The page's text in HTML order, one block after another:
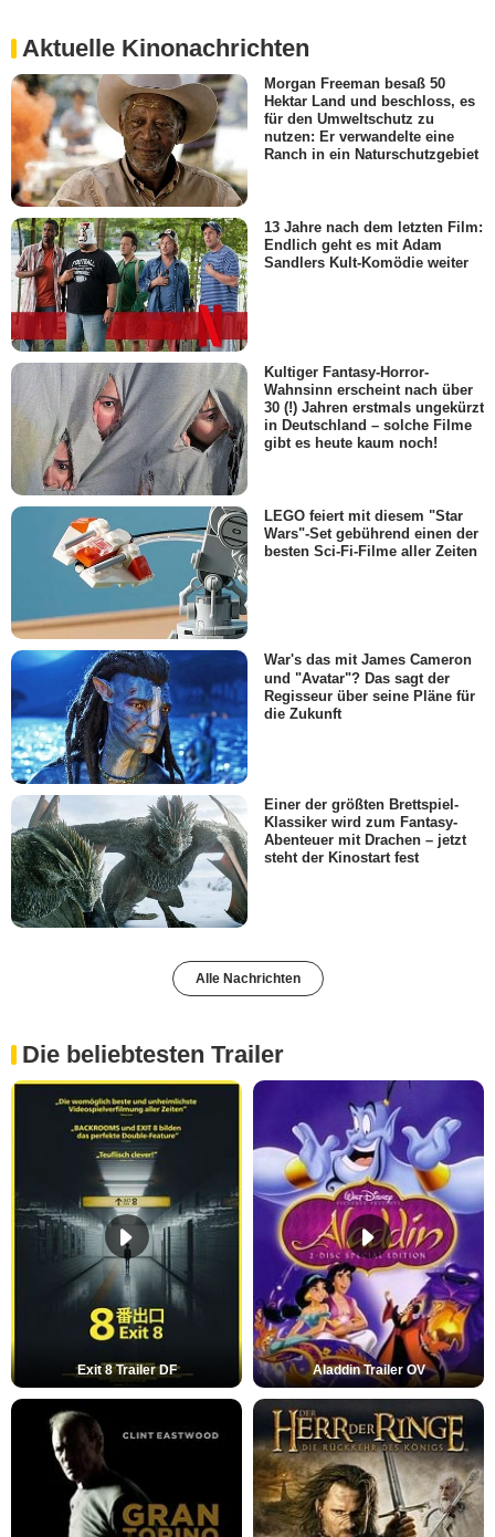
Aktuelle Kinonachrichten
Morgan Freeman besaß 50
Hektar Land und beschloss, es
für den Umweltschutz zu
nutzen: Er verwandelte eine
Ranch in ein Naturschutzgebiet
13 Jahre nach dem letzten Film:
Endlich geht es mit Adam
Sandlers Kult-Komödie weiter
Kultiger Fantasy-Horror-
Wahnsinn erscheint nach über
30 (!) Jahren erstmals ungekürzt
in Deutschland – solche Filme
gibt es heute kaum noch!
LEGO feiert mit diesem "Star
Wars"-Set gebührend einen der
besten Sci-Fi-Filme aller Zeiten
War's das mit James Cameron
und "Avatar"? Das sagt der
Regisseur über seine Pläne für
die Zukunft
Einer der größten Brettspiel-
Klassiker wird zum Fantasy-
Abenteuer mit Drachen – jetzt
steht der Kinostart fest
Alle Nachrichten
Die beliebtesten Trailer
Exit 8 Trailer DF Aladdin Trailer OV